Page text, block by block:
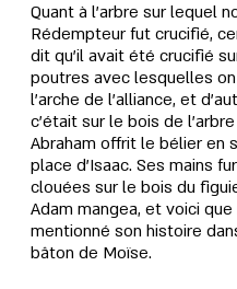
Quant à l'arbre sur lequel
Rédempteur fut crucifié,
dit qu'il avait été crucifié
poutres avec lesquelles
l'arche de l'alliance, et
c'était sur le bois de
Abraham offrit le bélier en
place d'Isaac. Ses mains
clouées sur le bois du
Adam mangea, et voici
mentionné son histoire
bâton de Moïse.